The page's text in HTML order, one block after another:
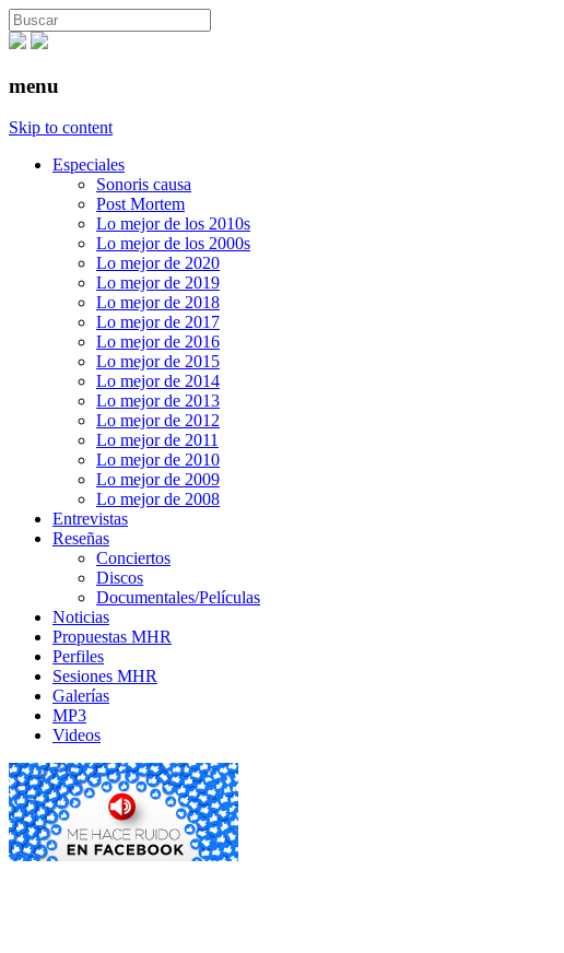
menu
Skip to content
Especiales
Sonoris causa
Post Mortem
Lo mejor de los 2010s
Lo mejor de los 2000s
Lo mejor de 2020
Lo mejor de 2019
Lo mejor de 2018
Lo mejor de 2017
Lo mejor de 2016
Lo mejor de 2015
Lo mejor de 2014
Lo mejor de 2013
Lo mejor de 2012
Lo mejor de 2011
Lo mejor de 2010
Lo mejor de 2009
Lo mejor de 2008
Entrevistas
Reseñas
Conciertos
Discos
Documentales/Películas
Noticias
Propuestas MHR
Perfiles
Sesiones MHR
Galerías
MP3
Videos